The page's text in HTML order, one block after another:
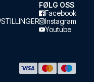
FØLG OSS
Facebook
Instagram
Youtube